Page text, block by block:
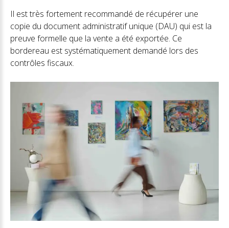
Il est très fortement recommandé de récupérer une
copie du document administratif unique (DAU) qui est la
preuve formelle que la vente a été exportée. Ce
bordereau est systématiquement demandé lors des
contrôles fiscaux.